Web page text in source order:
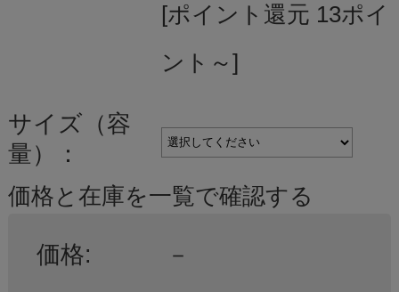
[ポイント還元 13ポイ
ント～]
サイズ（容
量）：
価格と在庫を一覧で確認する
価格: －